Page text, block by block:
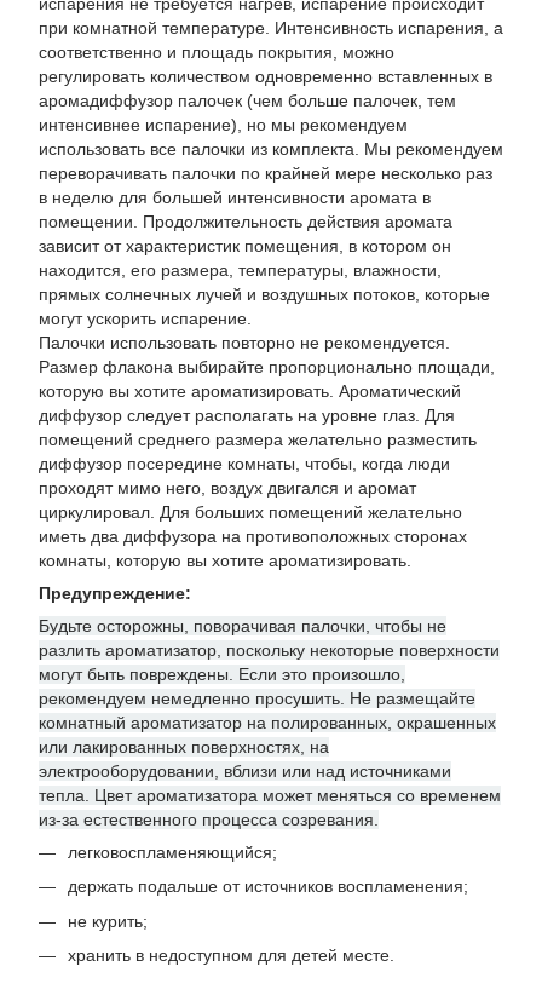
при комнатной температуре. Интенсивность испарения, а
соответственно и площадь покрытия, можно
регулировать количеством одновременно вставленных в
аромадиффузор палочек (чем больше палочек, тем
интенсивнее испарение), но мы рекомендуем
использовать все палочки из комплекта. Мы рекомендуем
переворачивать палочки по крайней мере несколько раз
в неделю для большей интенсивности аромата в
помещении. Продолжительность действия аромата
зависит от характеристик помещения, в котором он
находится, его размера, температуры, влажности,
прямых солнечных лучей и воздушных потоков, которые
могут ускорить испарение.
Палочки использовать повторно не рекомендуется.
Размер флакона выбирайте пропорционально площади,
которую вы хотите ароматизировать. Ароматический
диффузор следует располагать на уровне глаз. Для
помещений среднего размера желательно разместить
диффузор посередине комнаты, чтобы, когда люди
проходят мимо него, воздух двигался и аромат
циркулировал. Для больших помещений желательно
иметь два диффузора на противоположных сторонах
комнаты, которую вы хотите ароматизировать.
Предупреждение:
Будьте осторожны, поворачивая палочки, чтобы не
разлить ароматизатор, поскольку некоторые поверхности
могут быть повреждены. Если это произошло,
рекомендуем немедленно просушить. Не размещайте
комнатный ароматизатор на полированных, окрашенных
или лакированных поверхностях, на
электрооборудовании, вблизи или над источниками
тепла. Цвет ароматизатора может меняться со временем
из-за естественного процесса созревания.
легковоспламеняющийся;
держать подальше от источников воспламенения;
не курить;
хранить в недоступном для детей месте.